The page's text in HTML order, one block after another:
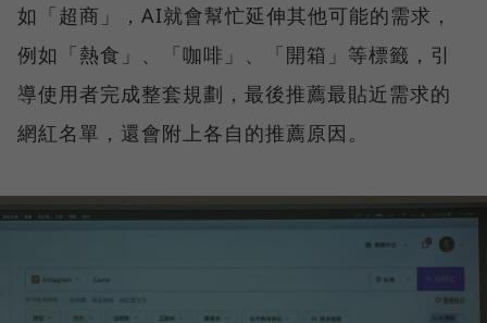
如「超商」，AI就會幫忙延伸其他可能的需求，
例如「熱食」、「咖啡」、「開箱」等標籤，引
導使用者完成整套規劃，最後推薦最貼近需求的
網紅名單，還會附上各自的推薦原因。